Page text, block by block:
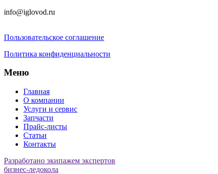
info@iglovod.ru
Пользовательское соглашение
Политика конфиденциальности
Меню
Главная
О компании
Услуги и сервис
Запчасти
Прайс-листы
Статьи
Контакты
Разработано экипажем экспертов
бизнес-ледокола